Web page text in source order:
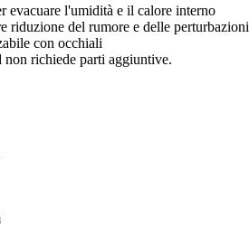
evacuare l'umidità e il calore interno
riduzione del rumore e delle perturbazioni
con occhiali
non richiede parti aggiuntive.